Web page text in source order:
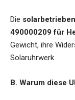
Die
490000209 für
Gewicht, ihre
Solaruhrwerk.
B. Warum diese